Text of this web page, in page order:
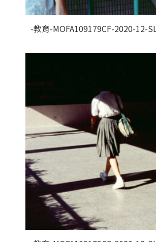
-教育-MOFA109179CF-2020-12-